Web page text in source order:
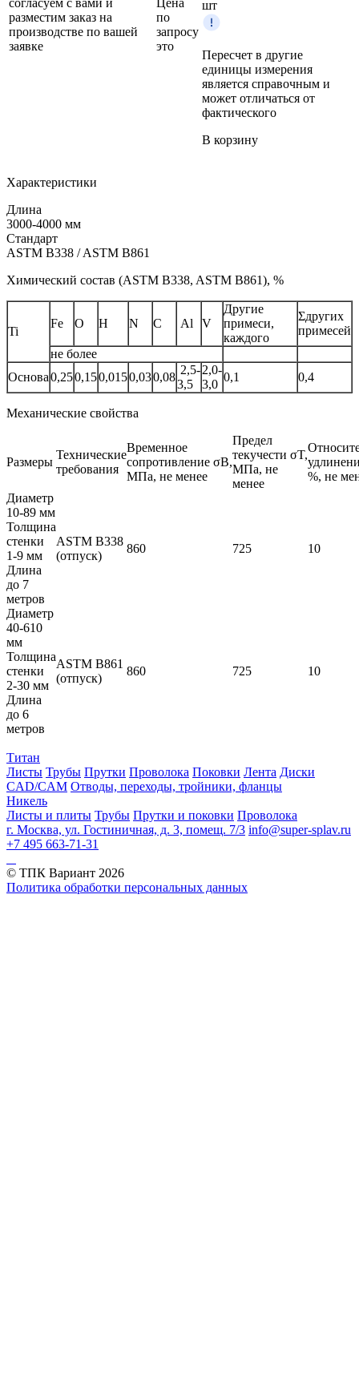
разместим заказ на
производстве по вашей
заявке
по
запросу
это
шт
Пересчет в другие
единицы измерения
является справочным и
может отличаться от
фактического
В корзину
Характеристики
Длина
3000-4000 мм
Стандарт
ASTM B338 / ASTM B861
Химический состав (ASTM B338, ASTM B861), %
Ti
Fe O H N C Al V
Другие
примеси,
каждого
Σдругих
примесей
не более
Основа0,250,150,0150,030,08
2,5-
3,5
2,0-
3,0
0,1 0,4
Механические свойства
Размеры
Технические
требования
Временное
сопротивление σB,
МПа, не менее
Предел
текучести σT,
МПа, не
менее
%, не
Диаметр
10-89 мм
Толщина
стенки
1-9 мм
Длина
до 7
метров
ASTM B338
(отпуск)
860 725 10
Диаметр
40-610
мм
Толщина
стенки
2-30 мм
Длина
до 6
метров
ASTM B861
(отпуск)
860 725 10
Титан
Листы Трубы Прутки Проволока Поковки Лента Диски
CAD/CAM Отводы, переходы, тройники, фланцы
Никель
Листы и плиты Трубы Прутки и поковки Проволока
г. Москва, ул. Гостиничная, д. 3, помещ. 7/3 info@super-splav.ru
+7 495 663-71-31
© ТПК Вариант 2026
Политика обработки персональных данных